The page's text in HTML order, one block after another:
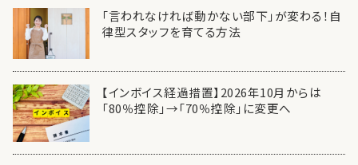
「言われなければ動かない部下」が変わる！自
律型スタッフを育てる方法
【インボイス経過措置】2026年10月からは
「80％控除」→「70％控除」に変更へ